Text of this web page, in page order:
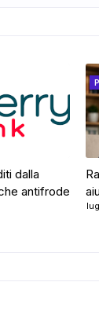
dalla
antifrode